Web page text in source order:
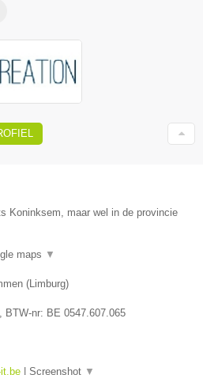
Koninksem, maar wel in de provincie
maps ▼
(Limburg)
, BTW-nr: BE 0547.607.065
Screenshot ▼